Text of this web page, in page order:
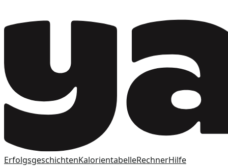
ErfolgsgeschichtenKalorientabelleRechnerHilfe